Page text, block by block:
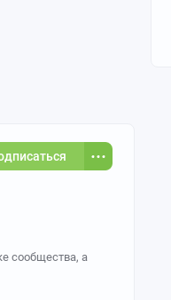
сообщества, а